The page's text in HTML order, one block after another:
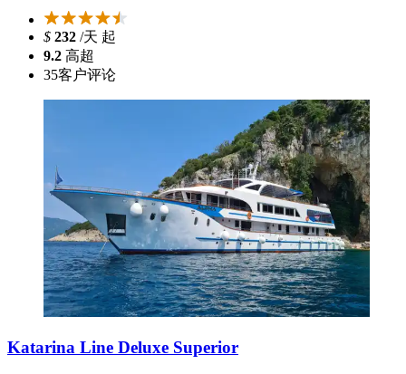
$ 232 /天 起
9.2 高超
35客户评论
Katarina Line Deluxe Superior